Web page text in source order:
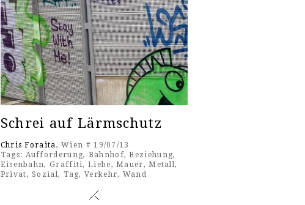
Schrei auf Lärmschutz
Chris Foraita, Wien # 19/07/13
Tags: Aufforderung, Bahnhof,Beziehung,
Eisenbahn, Graffiti,Liebe,Mauer,Metall,
Privat,Sozial, Tag,Verkehr, Wand